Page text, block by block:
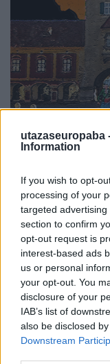
utazaseuropaba
Information
If you wish to opt-
processing of your
targeted
section to confirm
opt-out request is
interest-based ads
us or personal
your opt-out. You
disclosure of your
IAB’s list of
also be disclosed
Downstream
A törökök után
Publikus Team •2020.
A török
alakulhattak
napjainkban is
Birodalomhoz,
választásokon
ellenfeleire